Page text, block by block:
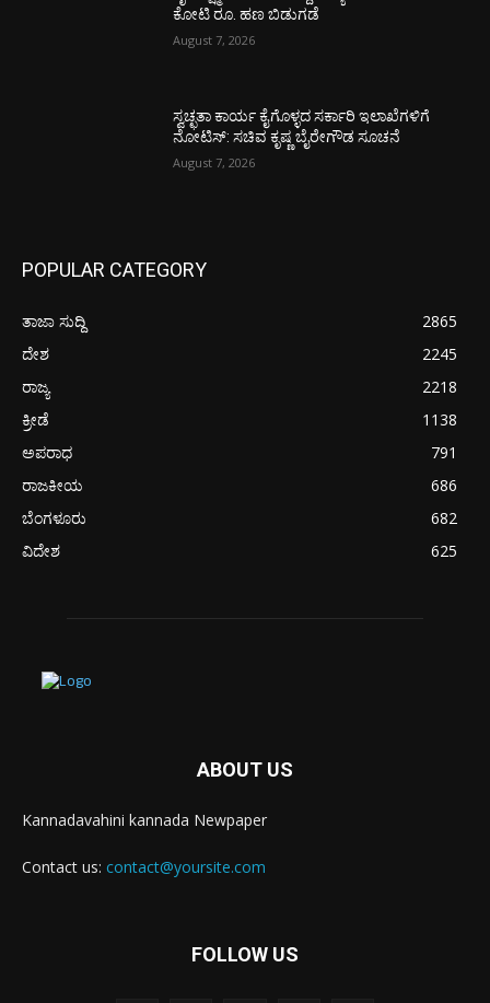
ಕೋಟಿ ರೂ. ಹಣ ಬಿಡುಗಡೆ
August 7, 2026
ಸ್ವಚ್ಛತಾ ಕಾರ್ಯ ಕೈಗೊಳ್ಳದ ಸರ್ಕಾರಿ ಇಲಾಖೆಗಳಿಗೆ
ನೋಟಿಸ್: ಸಚಿವ ಕೃಷ್ಣ ಬೈರೇಗೌಡ ಸೂಚನೆ
August 7, 2026
POPULAR CATEGORY
ತಾಜಾ ಸುದ್ದಿ
2865
ದೇಶ
2245
ರಾಜ್ಯ
2218
ಕ್ರೀಡೆ
1138
ಅಪರಾಧ
791
ರಾಜಕೀಯ
686
ಬೆಂಗಳೂರು
682
ವಿದೇಶ
625
ABOUT US
Kannadavahini kannada Newpaper
Contact us: contact@yoursite.com
FOLLOW US